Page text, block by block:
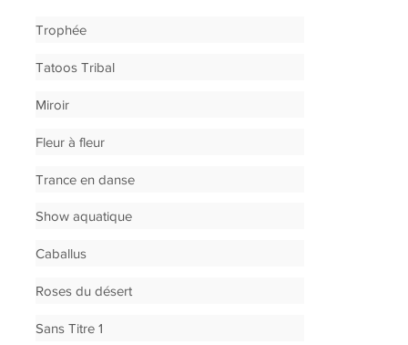
Trophée
Tatoos Tribal
Miroir
Fleur à fleur
Trance en danse
Show aquatique
Caballus
Roses du désert
Sans Titre 1